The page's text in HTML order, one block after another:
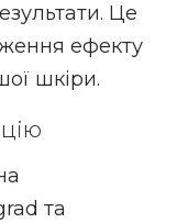
Це
ефекту
шкіри.
та